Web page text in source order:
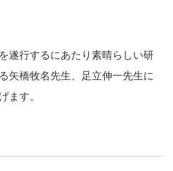
遂行するにあたり素晴らしい研
矢橋牧名先生、足立伸一先生に
ます。